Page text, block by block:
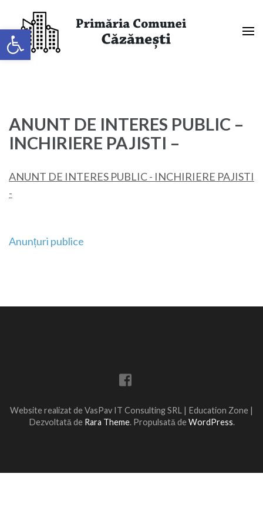
Deschide bara de unelte
conținut
(apasă
Primaria Comunei Căzănești,
ANUNT DE INTERES PUBLIC –
INCHIRIERE PAJISTI –
ANUNT DE INTERES PUBLIC - INCHIRIERE PAJISTI
-
Navigare
Anunțuri publice
Website realizat de VasPav IT Consulting SRL | Education Zone |
Dezvoltată de Rara Theme. Propulsată deWordPress.